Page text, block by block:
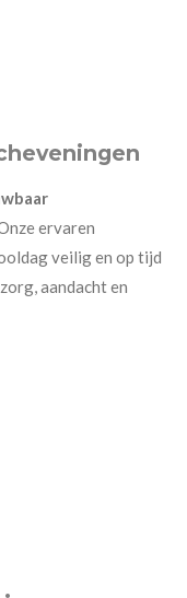
ervaren
veilig en op tijd
aandacht en